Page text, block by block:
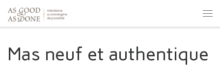
Skip to content
Mas neuf et authentique